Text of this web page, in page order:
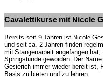
Cavalettikurse mit Nicole
Bereits seit 9 Jahren ist Nicole
und seit ca. 2 Jahren finden
mit Stangenarbeit angefangen
Springstunde geworden. Der
Gesierich immer wieder bereit ist,
Basis zu bieten und zu lehren.